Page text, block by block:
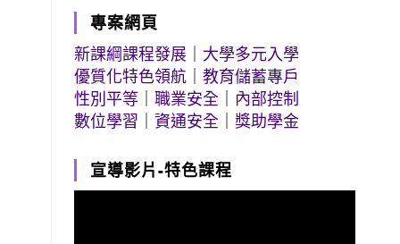
專案網頁
新課綱課程發展
大學多元入學
優質化特色領航 ｜教育儲蓄專戶
性別平等 ｜職業安全
內部控制
數位學習 ｜資通安全 ｜獎助學金
宣導影片-特色課程